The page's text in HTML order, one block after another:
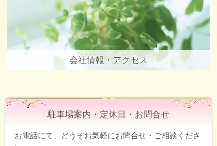
会社情報・アクセス
駐車場案内・定休日・お問合せ
お電話にて、どうぞお気軽にお問合せ・ご相談くださ